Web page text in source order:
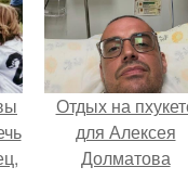
Отдых на
для Алексея
Долматова